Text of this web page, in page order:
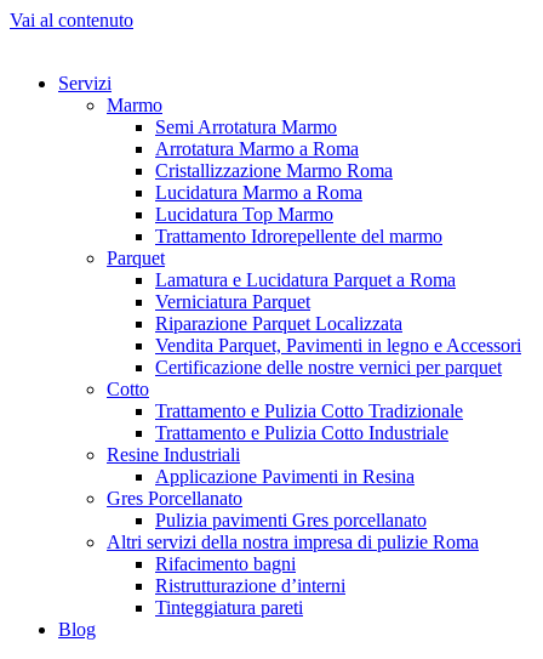
Vai al contenuto
Servizi
Marmo
Semi Arrotatura Marmo
Arrotatura Marmo a Roma
Cristallizzazione Marmo Roma
Lucidatura Marmo a Roma
Lucidatura Top Marmo
Trattamento Idrorepellente del marmo
Parquet
Lamatura e Lucidatura Parquet a Roma
Verniciatura Parquet
Riparazione Parquet Localizzata
Vendita Parquet, Pavimenti in legno e Accessori
Certificazione delle nostre vernici per parquet
Cotto
Trattamento e Pulizia Cotto Tradizionale
Trattamento e Pulizia Cotto Industriale
Resine Industriali
Applicazione Pavimenti in Resina
Gres Porcellanato
Pulizia pavimenti Gres porcellanato
Altri servizi della nostra impresa di pulizie Roma
Rifacimento bagni
Ristrutturazione d’interni
Tinteggiatura pareti
Blog